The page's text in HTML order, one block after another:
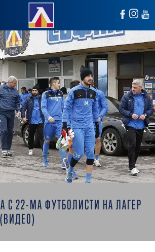
С 22-МА ФУТБОЛИСТИ НА ЛАГЕР